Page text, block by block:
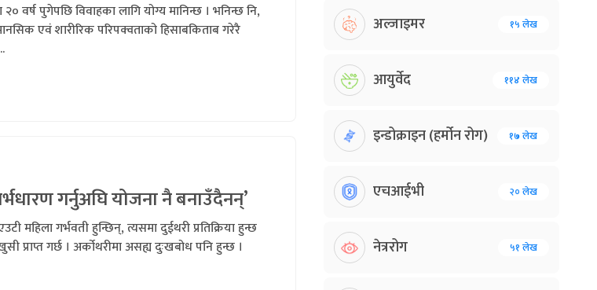
वर्ष पुगेपछि विवाहका लागि योग्य मानिन्छ । भनिन्छ नि,
मानसिक एवं शारीरिक परिपक्वताको हिसाबकिताब गरेरै
गर्नुअघि योजना नै बनाउँदैनन्’
महिला गर्भवती हुन्छिन्, त्यसमा दुईथरी प्रतिक्रिया हुन्छ
गर्छ । अर्कोथरीमा असह्य दुःखबोध पनि हुन्छ ।
अल्जाइमर १५ लेख
आयुर्वेद ११४ लेख
इन्डोक्राइन (हर्मोन रोग) १७ लेख
एचआईभी २० लेख
नेत्ररोग ५१ लेख